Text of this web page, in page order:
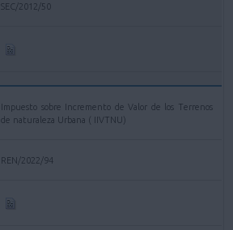
SEC/2012/50
Impuesto sobre Incremento de Valor de los Terrenos
de naturaleza Urbana ( IIVTNU)
REN/2022/94